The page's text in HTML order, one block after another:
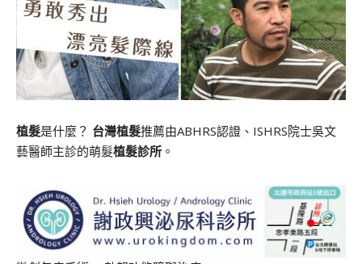
植髮是什麼？ 台灣植髮推薦由ABHRS認證、ISHRS院士吳文
藝醫師主診的萌髮植髮診所 。